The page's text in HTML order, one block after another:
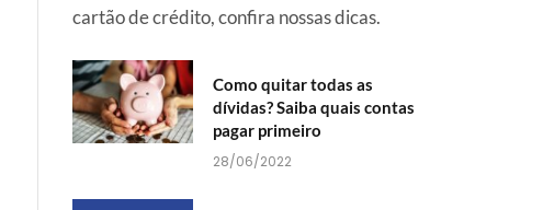
cartão de crédito, confira nossas dicas.
Como quitar todas as
dívidas? Saiba quais contas
pagar primeiro
28/06/2022